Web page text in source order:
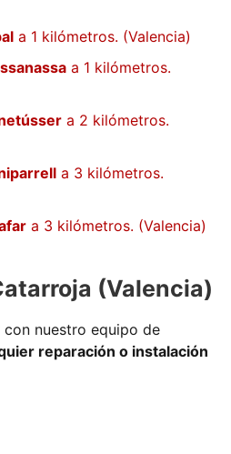
a 1 kilómetros. (Valencia)
a 1 kilómetros.
a 2 kilómetros.
a 3 kilómetros.
a 3 kilómetros. (Valencia)
(Valencia)
nuestro equipo de
reparación o instalación